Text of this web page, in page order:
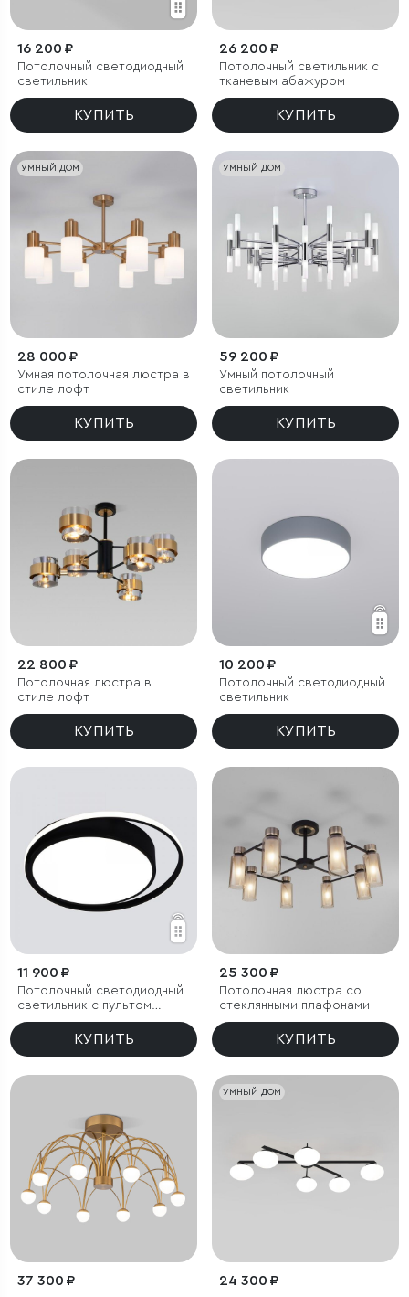
16 200 ₽
Потолочный светодиодный
светильник
КУПИТЬ
26 200 ₽
Потолочный светильник с
тканевым абажуром
КУПИТЬ
УМНЫЙ ДОМ
28 000 ₽
Умная потолочная люстра в
стиле лофт
КУПИТЬ
УМНЫЙ ДОМ
59 200 ₽
Умный потолочный
светильник
КУПИТЬ
22 800 ₽
Потолочная люстра в
стиле лофт
КУПИТЬ
10 200 ₽
Потолочный светодиодный
светильник
КУПИТЬ
11 900 ₽
Потолочный светодиодный
светильник с пультом
управления
КУПИТЬ
25 300 ₽
Потолочная люстра со
стеклянными плафонами
КУПИТЬ
37 300 ₽
УМНЫЙ ДОМ
24 300 ₽